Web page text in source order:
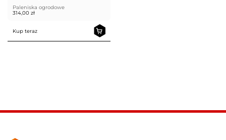
Paleniska ogrodowe
314,00 zł
Kup teraz